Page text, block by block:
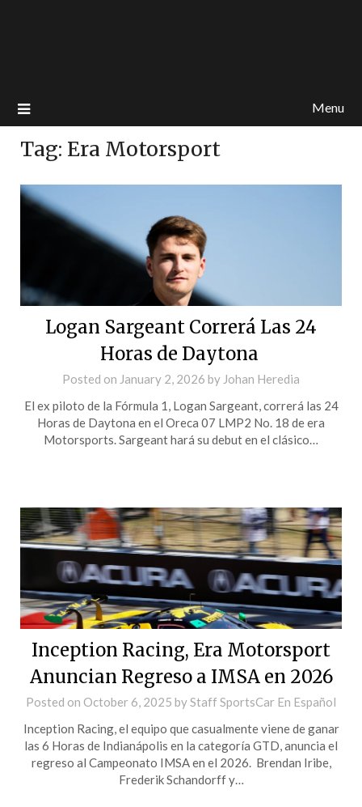
Menu
Tag: Era Motorsport
Logan Sargeant Correrá Las 24
Horas de Daytona
Posted on January 2, 2026 by Johan Heredia
El ex piloto de la Fórmula 1, Logan Sargeant, correrá las 24
Horas de Daytona en el Oreca 07 LMP2 No. 18 de era
Motorsports. Sargeant hará su debut en el clásico…
Inception Racing, Era Motorsport
Anuncian Regreso a IMSA en 2026
Posted on October 6, 2025 by Staff SportsCar En Español
Inception Racing, el equipo que casualmente viene de ganar
las 6 Horas de Indianápolis en la categoría GTD, anuncia el
regreso al Campeonato IMSA en el 2026. Brendan Iribe,
Frederik Schandorff y…